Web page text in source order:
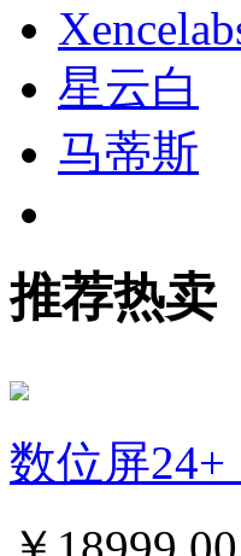
星云白
马蒂斯
推荐热卖
数位屏24+